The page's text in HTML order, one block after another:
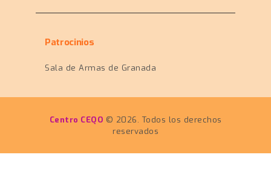
Patrocinios
Sala de Armas de Granada
Centro CEQO © 2026. Todos los derechos
reservados